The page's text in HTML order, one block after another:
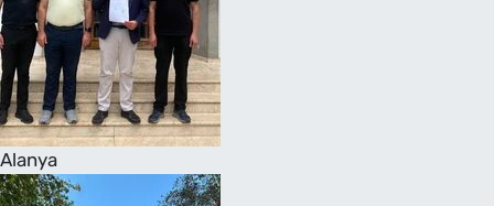
Alanya